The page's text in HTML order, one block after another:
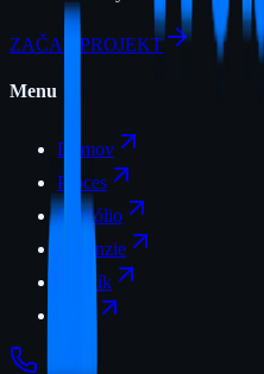
ZAČAŤ PROJEKT
Menu
Domov
Proces
Portfólio
Recenzie
Cenník